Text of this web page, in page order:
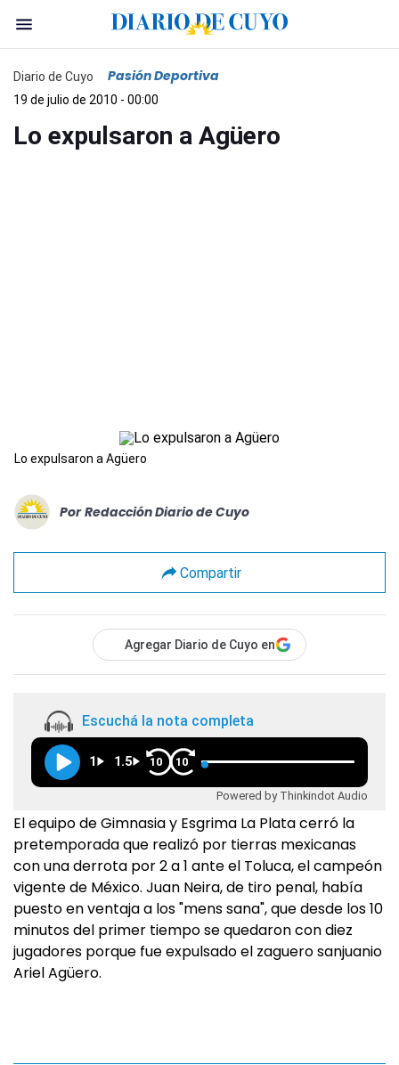
Diario de Cuyo Pasión Deportiva
19 de julio de 2010 - 00:00
Lo expulsaron a Agüero
Lo expulsaron a Agüero
Por Redacción Diario de Cuyo
Compartir
Agregar Diario de Cuyo en
Escuchá la nota completa
1 1.5 10 10
Powered by Thinkindot Audio
El equipo de Gimnasia y Esgrima La Plata cerró la
pretemporada que realizó por tierras mexicanas
con una derrota por 2 a 1 ante el Toluca, el campeón
vigente de México. Juan Neira, de tiro penal, había
puesto en ventaja a los "mens sana", que desde los 10
minutos del primer tiempo se quedaron con diez
jugadores porque fue expulsado el zaguero sanjuanio
Ariel Agüero.